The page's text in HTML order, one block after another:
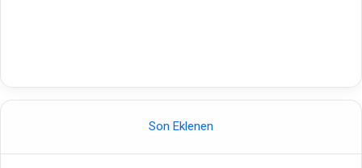
Son Eklenen